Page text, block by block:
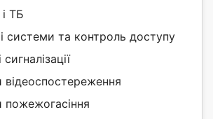
і ТБ
системи та контроль доступу